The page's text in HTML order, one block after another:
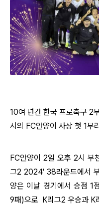
10여 년간 한국 프로축구 2
시의 FC안양이 사상 첫 1부
FC안양이 2일 오후 2시 부
그2 2024' 38라운드에서
양은 이날 경기에서 승점 1
9패)으로 K리그2 우승과 K